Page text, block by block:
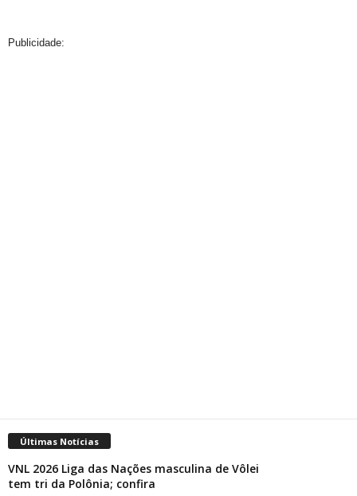
Publicidade:
Últimas Notícias
VNL 2026 Liga das Nações masculina de Vôlei
tem tri da Polônia; confira